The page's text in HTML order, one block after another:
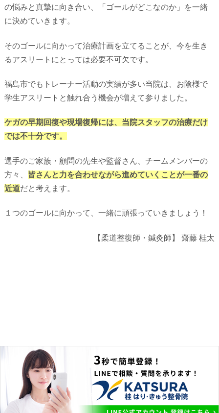
の悩みと真摯に向き合い、「ゴールがどこなのか」を一緒
に決めていきます。
そのゴールに向かって治療計画を立てることが、今を生き
るアスリートにとっては必要不可欠です。
福島市でもトレーナー活動の実績が多い当院は、お陰様で
学生アスリートと触れ合う機会が増えて参りました。
ケガの早期回復や現場復帰には、当院スタッフの治療だけ
では不十分です。
選手のご家族・顧問の先生や監督さん、チームメンバーの
方々、 皆さんと力を合わせながら進めていくことが一番の
近道だと考えます。
１つのゴールに向かって、一緒に頑張っていきましょう！
【柔道整復師・鍼灸師】齋藤 桂太